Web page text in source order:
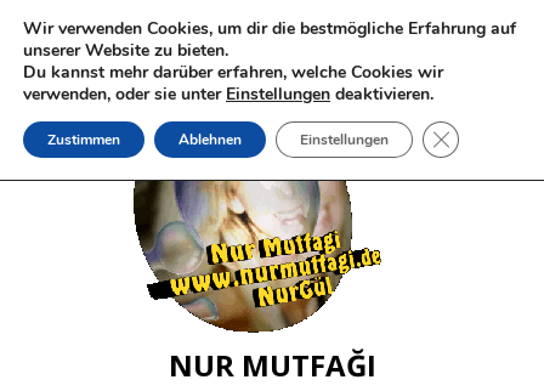
NUR MUTFAĞI
Wir verwenden Cookies, um dir die bestmögliche Erfahrung auf
unserer Website zu bieten.
Du kannst mehr darüber erfahren, welche Cookies wir
verwenden, oder sie unter Einstellungen deaktivieren.
Zustimmen Ablehnen Einstellungen GDPR